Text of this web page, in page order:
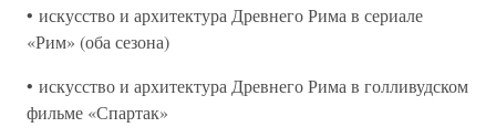
• искусство и архитектура Древнего Рима в сериале
«Рим» (оба сезона)
• искусство и архитектура Древнего Рима в голливудском
фильме «Спартак»